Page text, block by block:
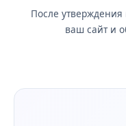
После
ваш сайт и